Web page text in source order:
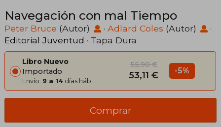
Navegación con mal Tiempo
Peter Bruce (Autor) · Adlard Coles (Autor)
·
Editorial Juventud · Tapa Dura
Libro Nuevo
Importado
Envío: 9 a 14 días háb.
55,90 €
53,11 € -5%
Comprar